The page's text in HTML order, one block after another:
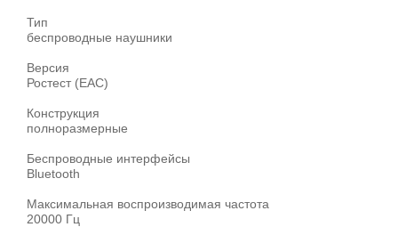
Тип
беспроводные наушники
Версия
Ростест (EAC)
Конструкция
полноразмерные
Беспроводные интерфейсы
Bluetooth
Максимальная воспроизводимая частота
20000 Гц